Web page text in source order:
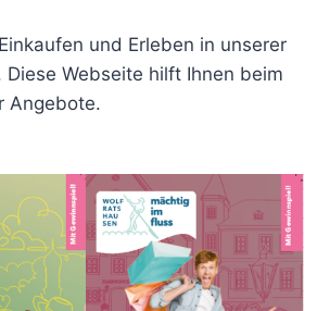
und Erleben in unserer
Diese Webseite hilft Ihnen beim
Angebote.